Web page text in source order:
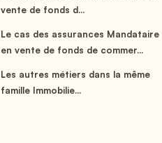
vente de fonds d...
Le cas des assurances Mandataire
en vente de fonds de commer...
Les autres métiers dans la même
famille Immobilie...